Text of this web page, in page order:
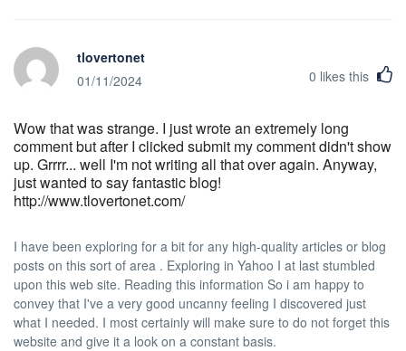
tlovertonet
01/11/2024
0 likes this
Wow that was strange. I just wrote an extremely long
comment but after I clicked submit my comment didn't show
up. Grrrr... well I'm not writing all that over again. Anyway,
just wanted to say fantastic blog!
http://www.tlovertonet.com/
I have been exploring for a bit for any high-quality articles or blog
posts on this sort of area . Exploring in Yahoo I at last stumbled
upon this web site. Reading this information So i am happy to
convey that I've a very good uncanny feeling I discovered just
what I needed. I most certainly will make sure to do not forget this
website and give it a look on a constant basis.